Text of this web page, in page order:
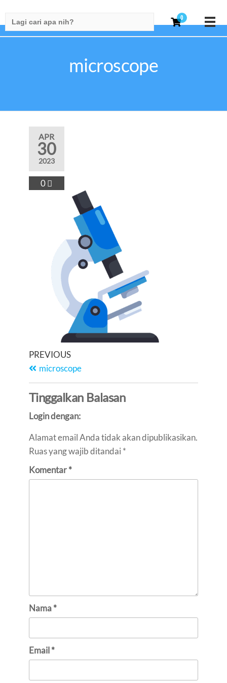
for:
0
microscope
APR
30
2023
0
PREVIOUS
microscope
Tinggalkan Balasan
Login dengan:
Alamat email Anda tidak akan dipublikasikan.
Ruas yang wajib ditandai *
Komentar*
Nama*
Email*